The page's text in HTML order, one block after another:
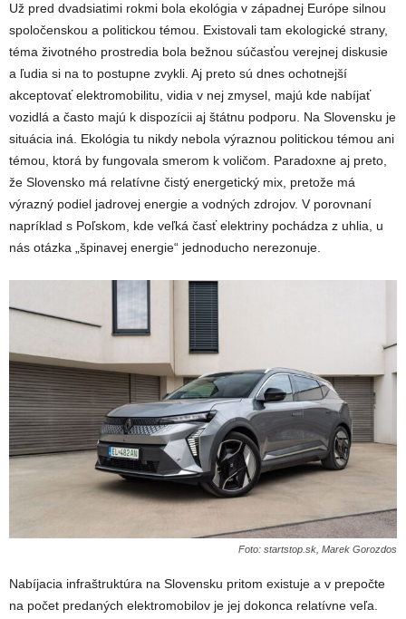
Už pred dvadsiatimi rokmi bola ekológia v západnej Európe silnou
spoločenskou a politickou témou. Existovali tam ekologické strany,
téma životného prostredia bola bežnou súčasťou verejnej diskusie
a ľudia si na to postupne zvykli. Aj preto sú dnes ochotnejší
akceptovať elektromobilitu, vidia v nej zmysel, majú kde nabíjať
vozidlá a často majú k dispozícii aj štátnu podporu. Na Slovensku je
situácia iná. Ekológia tu nikdy nebola výraznou politickou témou ani
témou, ktorá by fungovala smerom k voličom. Paradoxne aj preto,
že Slovensko má relatívne čistý energetický mix, pretože má
výrazný podiel jadrovej energie a vodných zdrojov. V porovnaní
napríklad s Poľskom, kde veľká časť elektriny pochádza z uhlia, u
nás otázka „špinavej energie“ jednoducho nerezonuje.
Foto: startstop.sk, Marek Gorozdos
Nabíjacia infraštruktúra na Slovensku pritom existuje a v prepočte
na počet predaných elektromobilov je jej dokonca relatívne veľa.